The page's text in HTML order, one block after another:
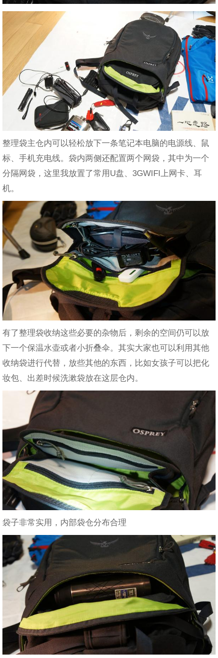
整理袋主仓内可以轻松放下一条笔记本电脑的电源线、鼠
标、手机充电线。袋内两侧还配置两个网袋，其中为一个
分隔网袋，这里我放置了常用U盘、3GWIFI上网卡、耳
机。
有了整理袋收纳这些必要的杂物后，剩余的空间仍可以放
下一个保温水壶或者小折叠伞。其实大家也可以利用其他
收纳袋进行代替，放些其他的东西，比如女孩子可以把化
妆包、出差时候洗漱袋放在这层仓内。
袋子非常实用，内部袋仓分布合理